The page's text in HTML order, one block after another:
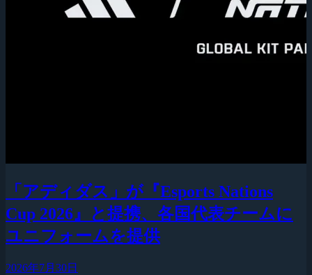
「アディダス」が『Esports Nations
Cup 2026』と提携、各国代表チームに
ユニフォームを提供
2026年7月30日